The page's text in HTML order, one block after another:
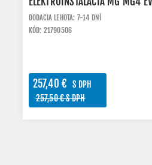
DODACIA LEHOTA: 7-14 DNÍ
KÓD: 21790506
257,40 €
S DPH
257,50 € S DPH